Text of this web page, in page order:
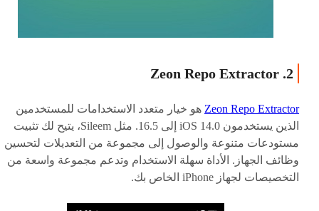
2. Zeon Repo Extractor
Zeon Repo Extractor هو خيار متعدد الاستخدامات للمستخدمين
الذين يستخدمون iOS 14.0 إلى 16.5. مثل Sileem، يتيح لك تثبيت
مستودعات متنوعة والوصول إلى مجموعة من التعديلات لتحسين
وظائف الجهاز. الأداة سهلة الاستخدام وتدعم مجموعة واسعة من
التخصيصات لجهاز iPhone الخاص بك.